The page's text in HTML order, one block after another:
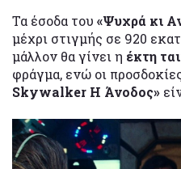
Τα έσοδα του «Ψυχρά κι
μέχρι στιγμής σε 920
μάλλον θα γίνει η έκτη
φράγμα, ενώ οι
Skywalker Η Άνοδος»